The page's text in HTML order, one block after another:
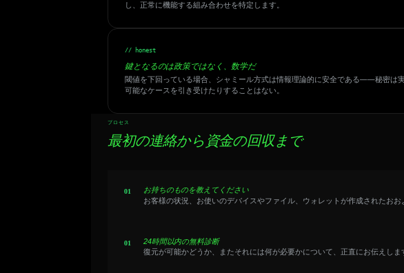
し、正常に機能する組み合わせを特定します。
// honest
鍵となるのは政策ではなく、数学だ
閾値を下回っている場合、シャミール方式は情報理論的に安全である――秘密は
可能なケースを引き受けたりすることはない。
プロセス
最初の連絡から資金の回収まで
お持ちのものを教えてください
お客様の状況、お使いのデバイスやファイル、ウォレットが作成されたお
24時間以内の無料診断
復元が可能かどうか、またそれには何が必要かについて、正直にお伝えし